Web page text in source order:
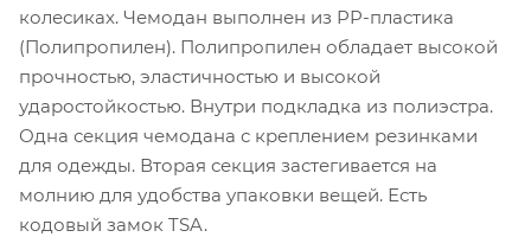
колесиках. Чемодан выполнен из PP-пластика
(Полипропилен). Полипропилен обладает высокой
прочностью, эластичностью и высокой
ударостойкостью. Внутри подкладка из полиэстра.
Одна секция чемодана с креплением резинками
для одежды. Вторая секция застегивается на
молнию для удобства упаковки вещей. Есть
кодовый замок TSA.